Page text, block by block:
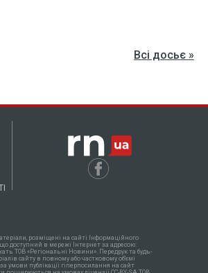
Всі досьє »
розміщені на сайті Інформаційного
доступний в мережі Інтернет за адресою:
ТОВ «Регіональні Новини». Передрук та будь-
сайту в повному або частковому об'ємі
умови публікації гіперпосилання на сайт